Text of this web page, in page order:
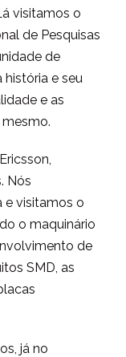
visitamos o
de Pesquisas
de
e seu
e as
Nós
e visitamos o
o maquinário
de
SMD, as
já no